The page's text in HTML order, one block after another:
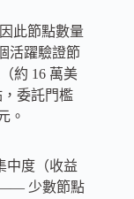
此節點數量
活躍驗證節
約 16 萬美
，委託門檻
。
中度（收益
—— 少數節點